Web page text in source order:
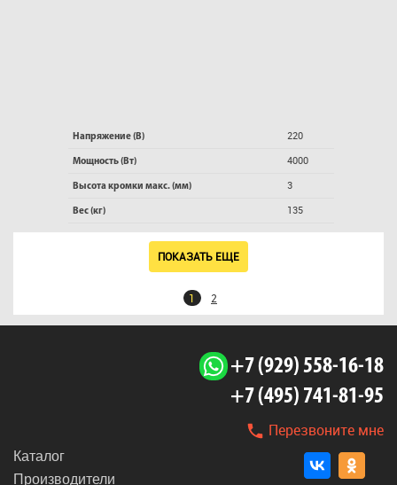
Напряжение (В) 220
Мощность (Вт) 4000
Высота кромки макс. (мм) 3
Вес (кг) 135
ПОКАЗАТЬ ЕЩЕ
1 2
+7 (929) 558-16-18
+7 (495) 741-81-95
Перезвоните мне
Каталог
Производители